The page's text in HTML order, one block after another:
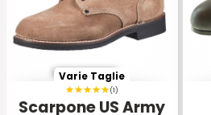
(1)
Scarpone US Army
Varie Taglie